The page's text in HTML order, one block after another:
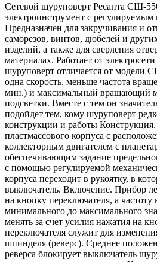
Сетевой шуруповерт Ресанта СШ-
электроинструмент с
Предназначен для закручивания и
саморезов, винтов, дюбелей и
изделий, а также для сверления
материалах. Работает от
шуруповерт отличается от модели
одна скорость, меньше частота
мин.) и максимальный вращающий
подсветки. Вместе с тем он
подойдет тем, кому шуруповерт
конструкции и работы
пластмассового корпуса с
коллекторным двигателем с
обеспечивающим задание
с помощью регулируемой
корпуса переходит в рукоятку, в
выключатель. Включение. Прибор
на кнопку переключателя, а
минимального до максимального
менять за счет усилия нажатия на
переключателя служит для
шпинделя (реверс). Среднее
реверса блокирует выключатель